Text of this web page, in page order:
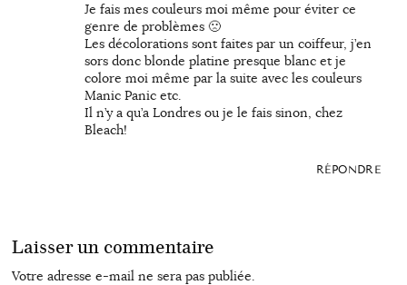
Je fais mes couleurs moi même pour éviter ce
genre de problèmes 🙁
Les décolorations sont faites par un coiffeur, j’en
sors donc blonde platine presque blanc et je
colore moi même par la suite avec les couleurs
Manic Panic etc.
Il n’y a qu’a Londres ou je le fais sinon, chez
Bleach!
RÉPONDRE
Laisser un commentaire
Votre adresse e-mail ne sera pas publiée.